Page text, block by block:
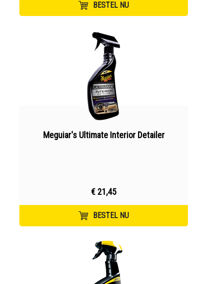
BESTEL NU
Meguiar's Ultimate Interior Detailer
€ 21,45
BESTEL NU